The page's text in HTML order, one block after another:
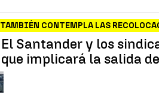
TAMBIÉN CONTEMPLA LAS
El Santander y los
que implicará la salida